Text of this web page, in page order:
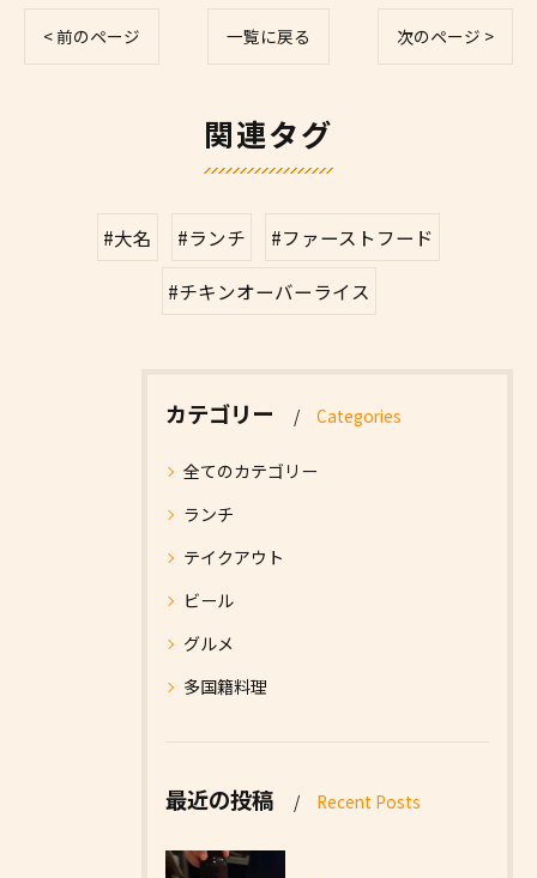
< 前のページ 一覧に戻る 次のページ >
関連タグ
#大名 #ランチ #ファーストフード
#チキンオーバーライス
カテゴリー Categories
全てのカテゴリー
ランチ
テイクアウト
ビール
グルメ
多国籍料理
最近の投稿 Recent Posts